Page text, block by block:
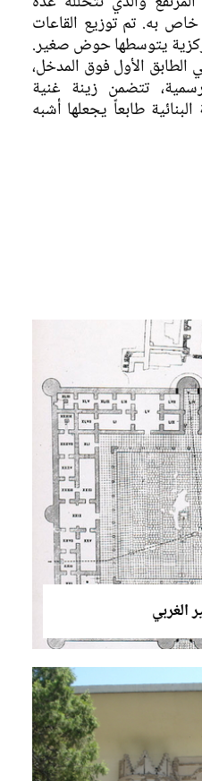
به. تم توزيع القاعات
يتوسطها حوض صغير.
الطابق الأول فوق المدخل،
تتضمن زينة غنية
طابعاً يجعلها أشبه